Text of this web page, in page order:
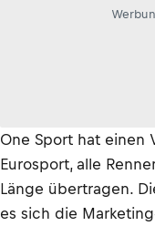
One Sport hat einen
Eurosport, alle
Länge übertragen.
es sich die